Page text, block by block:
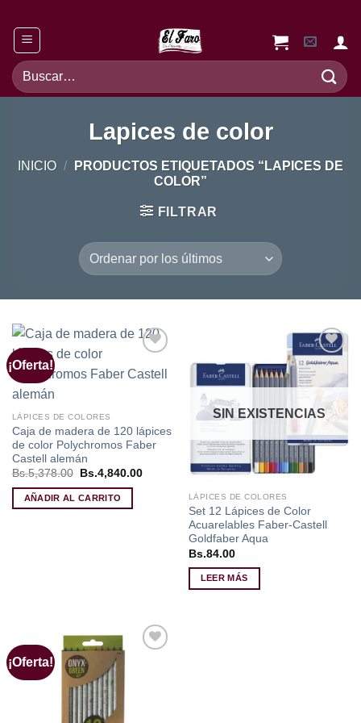
contenido
Buscar
por:
Lapices de color
INICIO /
PRODUCTOS ETIQUETADOS “LAPICES DE
COLOR”
FILTRAR
¡Oferta!
a la
LÁPICES DE COLORES
Caja de madera de 120 lápices
de color Polychromos Faber
Castell alemán
Bs.5,378.00
El
original
era:
Bs.4,840.00El
Bs.4,840.00.
AÑADIR AL CARRITO
Añadir
lista de
deseos
SIN EXISTENCIAS
LÁPICES DE COLORES
Set 12 Lápices de Color
Acuarelables Faber-Castell
Goldfaber Aqua
Bs.84.00
LEER MÁS
¡Oferta!